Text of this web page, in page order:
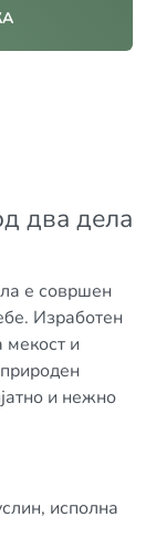
два дела
е совршен
Изработен
и
и нежно
исполна